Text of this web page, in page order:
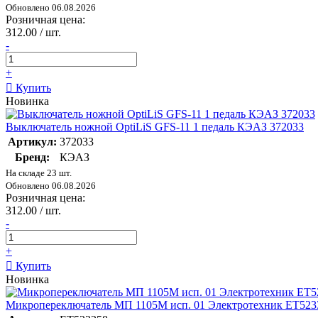
Обновлено 06.08.2026
Розничная цена:
312.00 / шт.
-
+
Купить
Новинка
Выключатель ножной OptiLiS GFS-11 1 педаль КЭАЗ 372033
Артикул: 372033
Бренд:
КЭАЗ
На складе 23 шт.
Обновлено 06.08.2026
Розничная цена:
312.00 / шт.
-
+
Купить
Новинка
Микропереключатель МП 1105М исп. 01 Электротехник